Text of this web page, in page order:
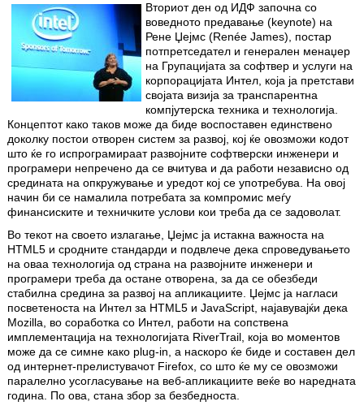
Вториот ден од ИДФ започна со
воведното предавање (keynote) на
Рене Џејмс (Renée James), постар
потпретседател и генерален менаџер
на Групацијата за софтвер и услуги на
корпорацијата Интел, која ја претстави
својата визија за транспарентна
компјутерска техника и технологија.
Концептот како таков може да биде воспоставен единствено
доколку постои отворен систем за развој, кој ќе овозможи кодот
што ќе го испрограмираат развојните софтверски инженери и
програмери непречено да се вчитува и да работи независно од
средината на опкружување и уредот кој се употребува. На овој
начин би се намалила потребата за компромис меѓу
финансиските и техничките услови кои треба да се задоволат.
Во текот на своето излагање, Џејмс ја истакна важноста на
HTML5 и сродните стандарди и подвлече дека спроведувањето
на оваа технологија од страна на развојните инженери и
програмери треба да остане отворена, за да се обезбеди
стабилна средина за развој на апликациите. Џејмс ја нагласи
посветеноста на Интел за HTML5 и JavaScript, најавувајќи дека
Mozilla, во соработка со Интел, работи на сопствена
имплементација на технологијата RiverTrail, која во моментов
може да се симне како plug-in, а наскоро ќе биде и составен дел
од интернет-прелистувачот Firefox, со што ќе му се овозможи
паралелно усогласување на веб-апликациите веќе во наредната
година. По ова, стана збор за безбедноста.